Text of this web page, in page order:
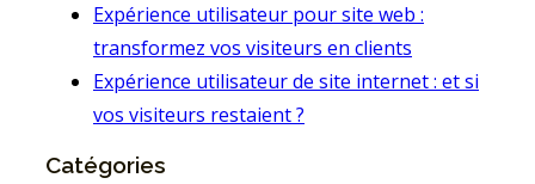
Expérience utilisateur pour site web :
transformez vos visiteurs en clients
Expérience utilisateur de site internet : et si
vos visiteurs restaient ?
Catégories